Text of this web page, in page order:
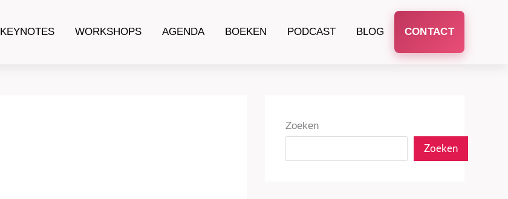
KEYNOTES WORKSHOPS AGENDA BOEKEN PODCAST BLOG CONTACT
Zoeken
Zoeken